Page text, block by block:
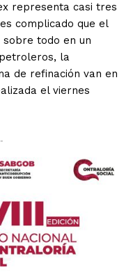
representa casi tres
complicado que el
todo en un
la
de refinación van en
el viernes